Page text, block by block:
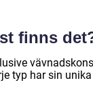
finns
typ har sin